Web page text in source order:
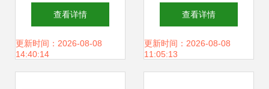
点亮东莞休闲鞋履
新风尚
查看详情
更新时间：2026-08-08
14:40:14
匹克态极法棍
（DE410317）男
查看详情
更新时间：2026-08-08
11:05:13